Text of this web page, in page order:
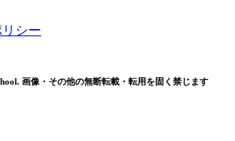
シー
画像・その他の無断転載・転用を固く禁じます